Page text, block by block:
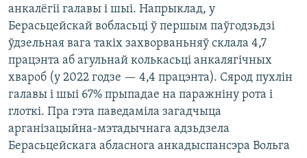
анкалёгіі галавы і шыі. Напрыклад, у
Берасьцейскай вобласьці ў першым паўгодзьдзі
ўдзельная вага такіх захворваньняў склала 4,7
працэнта аб агульнай колькасьці анкалягічных
хвароб (у 2022 годзе — 4,4 працэнта). Сярод пухлін
галавы і шыі 67% прыпадае на паражніну рота і
глоткі. Пра гэта паведаміла загадчыца
арганізацыйна-мэтадычнага адзьдзела
Берасьцейскага абласнога анкадыспансэра Вольга